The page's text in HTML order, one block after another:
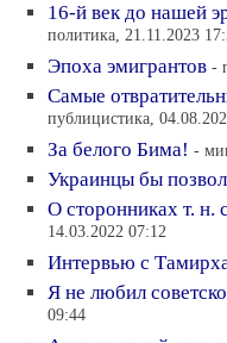
16-й век до нашей
политика, 21.11.2023
Эпоха эмигрантов -
Самые
публицистика,
За белого Бима! -
Украинцы бы
О сторонниках т. н.
14.03.2022 07:12
Интервью с
Я не любил
09:44